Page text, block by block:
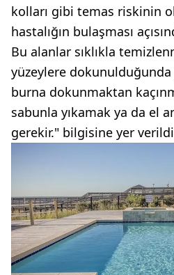
kolları gibi temas riskinin
hastalığın bulaşması
Bu alanlar sıklıkla
yüzeylere dokunulduğunda
burna dokunmaktan
sabunla yıkamak ya da el
gerekir." bilgisine yer